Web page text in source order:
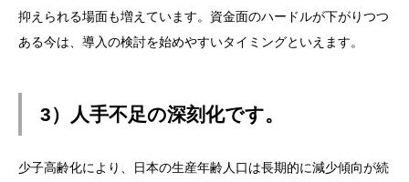
抑えられる場面も増えています。資金面のハードルが下がりつつ
ある今は、導入の検討を始めやすいタイミングといえます。
3）人手不足の深刻化です。
少子高齢化により、日本の生産年齢人口は長期的に減少傾向が続